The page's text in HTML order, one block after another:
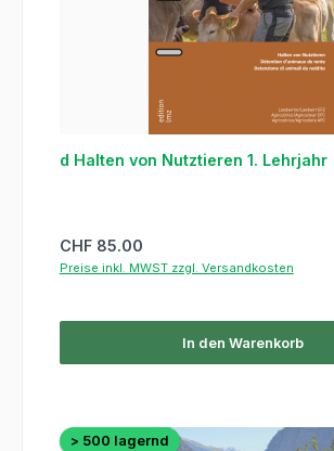
d Halten von Nutztieren 1. Lehrjahr
Regulärer Preis:
CHF 85.00
Preise inkl. MWST zzgl. Versandkosten
In den Warenkorb
> 500 lagernd